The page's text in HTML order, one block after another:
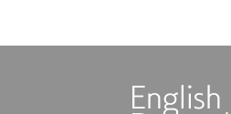
English